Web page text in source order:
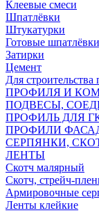
Клеевые смеси
Шпатлёвки
Штукатурки
Готовые
Затирки
Цемент
Для строительства
ПРОФИЛЯ И
ПОДВЕСЫ,
ПРОФИЛЬ ДЛЯ
ПРОФИЛИ
СЕРПЯНКИ,
ЛЕНТЫ
Скотч малярный
Скотч, стрейч-
Армировочные
Ленты клейкие